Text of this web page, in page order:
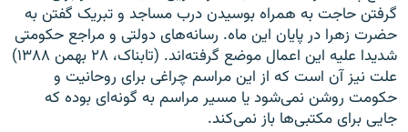
گرفتن حاجت به همراه بوسیدن درب مساجد و تبریک گفتن به
حضرت زهرا در پایان این ماه. رسانه‌های دولتی و مراجع حکومتی
شدیدا علیه این اعمال موضع گرفته‌اند. (تابناک، ۲۸ بهمن ۱۳۸۸)
علت نیز آن است که از این مراسم چراغی برای روحانیت و
حکومت روشن نمی‌شود یا مسیر مراسم به گونه‌ای بوده که
جایی برای مکتبی‌ها باز نمی‌کند.